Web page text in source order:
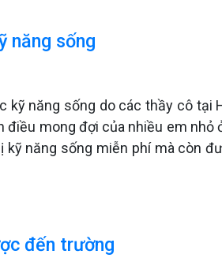
năng sống
kỹ năng sống do các thầy cô tại
điều mong đợi của nhiều em
năng sống miễn phí mà còn
đến trường